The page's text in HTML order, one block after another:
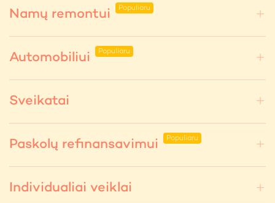
Namų remontui
Automobiliui
Sveikatai
Paskolų refinansavimui
Individualiai veiklai